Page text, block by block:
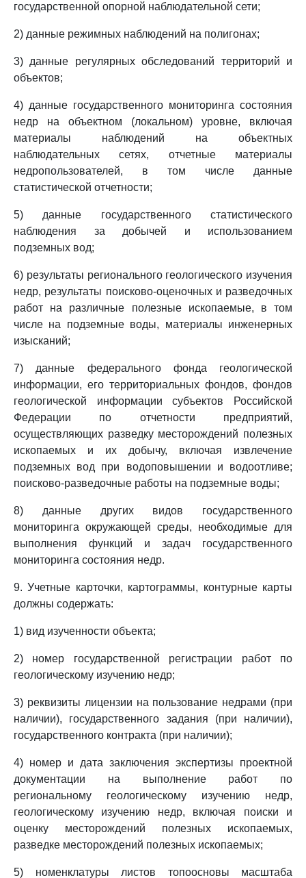
государственной опорной наблюдательной сети;
2) данные режимных наблюдений на полигонах;
3) данные регулярных обследований территорий и
объектов;
4) данные государственного мониторинга состояния
недр на объектном (локальном) уровне, включая
материалы наблюдений на объектных
наблюдательных сетях, отчетные материалы
недропользователей, в том числе данные
статистической отчетности;
5) данные государственного статистического
наблюдения за добычей и использованием
подземных вод;
6) результаты регионального геологического изучения
недр, результаты поисково-оценочных и разведочных
работ на различные полезные ископаемые, в том
числе на подземные воды, материалы инженерных
изысканий;
7) данные федерального фонда геологической
информации, его территориальных фондов, фондов
геологической информации субъектов Российской
Федерации по отчетности предприятий,
осуществляющих разведку месторождений полезных
ископаемых и их добычу, включая извлечение
подземных вод при водоповышении и водоотливе;
поисково-разведочные работы на подземные воды;
8) данные других видов государственного
мониторинга окружающей среды, необходимые для
выполнения функций и задач государственного
мониторинга состояния недр.
9. Учетные карточки, картограммы, контурные карты
должны содержать:
1) вид изученности объекта;
2) номер государственной регистрации работ по
геологическому изучению недр;
3) реквизиты лицензии на пользование недрами (при
наличии), государственного задания (при наличии),
государственного контракта (при наличии);
4) номер и дата заключения экспертизы проектной
документации на выполнение работ по
региональному геологическому изучению недр,
геологическому изучению недр, включая поиски и
оценку месторождений полезных ископаемых,
разведке месторождений полезных ископаемых;
5) номенклатуры листов топоосновы масштаба